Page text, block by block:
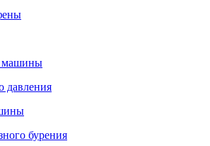
машины
давления
бурения